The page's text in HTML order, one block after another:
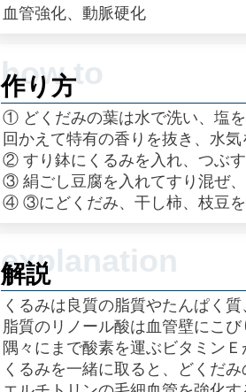
血管強化、動脈硬化
作り方
① どくだみの葉は水で洗い、塩
回かえて特有の香りを抜き、水気
② すり鉢にくるみを入れ、つぶす
③ 絹ごし豆腐を入れてすり混ぜ、
④ ③にどくだみ、干し柿、枝豆を
解説
くるみは良質の脂質やたんぱく
脂質のリノール酸は血管壁にこ
隅々にまで酸素を運ぶビタミン
くるみを一緒に取ると、どくだ